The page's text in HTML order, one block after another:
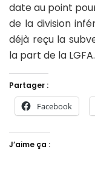
date au point
de la division
déjà reçu la
la part de la LGFA.
Partager :
Facebook
J’aime ça :